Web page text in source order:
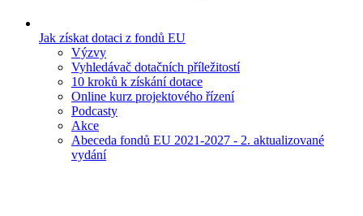
Jak získat dotaci z fondů EU
Výzvy
Vyhledávač dotačních příležitostí
10 kroků k získání dotace
Online kurz projektového řízení
Podcasty
Akce
Abeceda fondů EU 2021-2027 - 2. aktualizované
vydání